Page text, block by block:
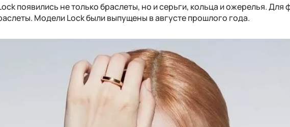
появились не только браслеты, но и серьги, кольца и ожерелья. Для
Модели Lock были выпущены в августе прошлого года.